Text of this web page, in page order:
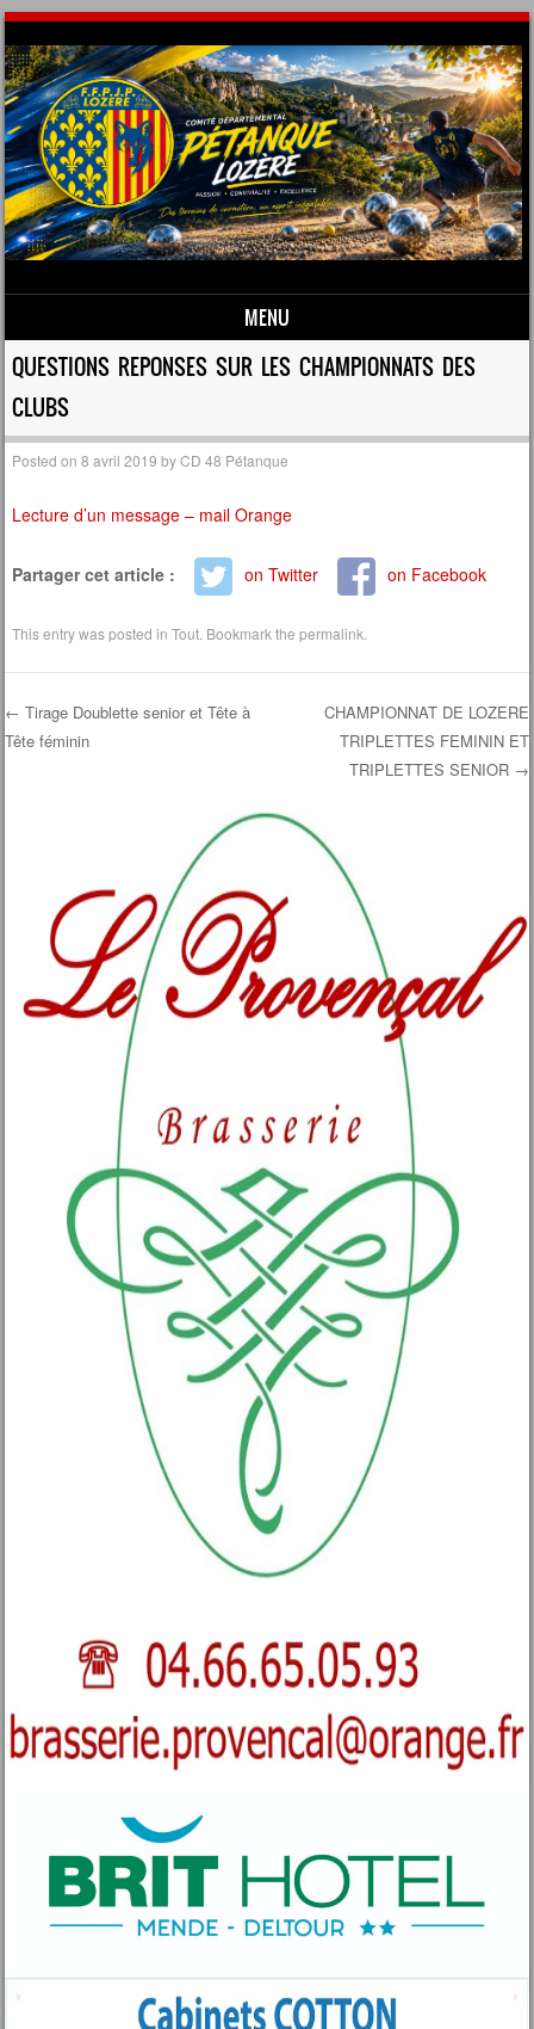
MENU
Skip to content
QUESTIONS REPONSES SUR LES CHAMPIONNATS DES
CLUBS
Posted on8 avril 2019 byCD 48 Pétanque
Lecture d’un message – mail Orange
Partager cet article : on Twitter on Facebook
This entry was posted inTout . Bookmark thepermalink
Post navigation
← Tirage Doublette senior et Tête à
Tête féminin
CHAMPIONNAT DE LOZERE
TRIPLETTES FEMININ ET
TRIPLETTES SENIOR →